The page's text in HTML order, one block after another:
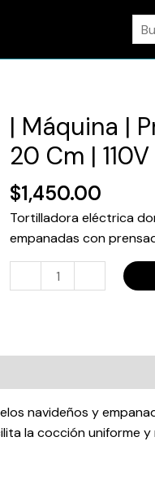
| Máquina |
20 Cm | 110V
$1,450.00
Tortilladora eléctrica
empanadas con
Máquina
Prensa
para
Tortillas
Eléctrica
|
cantidad
navideños y
la cocción uniforme